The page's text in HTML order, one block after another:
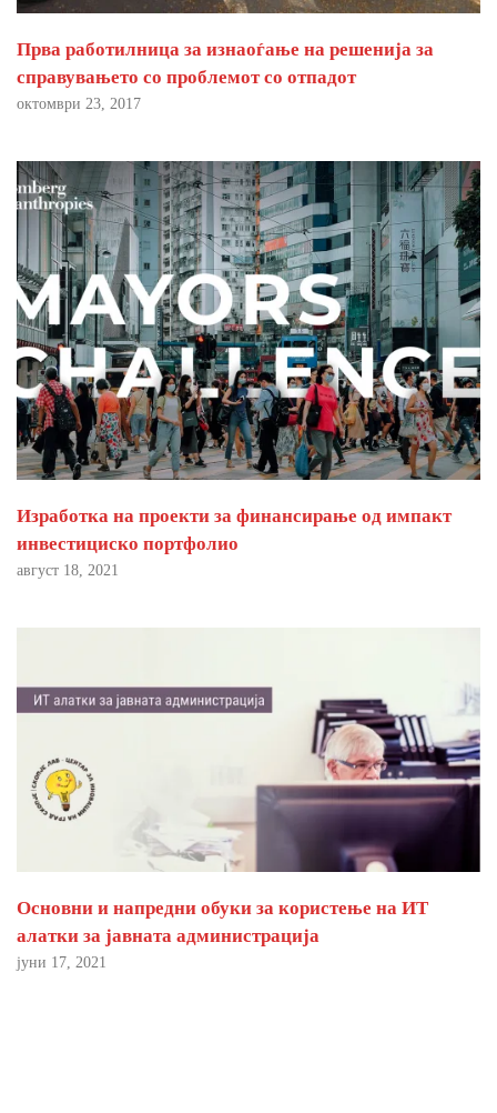
Прва работилница за изнаоѓање на решенија за
справувањето со проблемот со отпадот
октомври 23, 2017
Изработка на проекти за финансирање од импакт
инвестициско портфолио
август 18, 2021
Основни и напредни обуки за користење на ИТ
алатки за јавната администрација
јуни 17, 2021